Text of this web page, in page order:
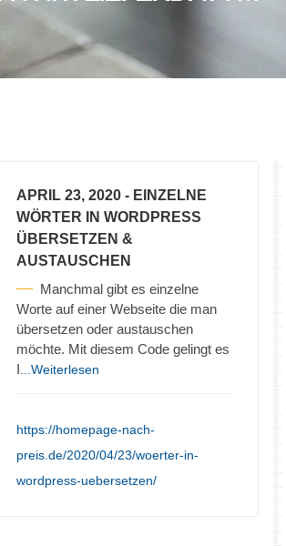
APRIL 23, 2020 - EINZELNE
WÖRTER IN WORDPRESS
ÜBERSETZEN &
AUSTAUSCHEN
Manchmal gibt es einzelne
Worte auf einer Webseite die man
übersetzen oder austauschen
möchte. Mit diesem Code gelingt es
I ...Weiterlesen
https://homepage-nach-
preis.de/2020/04/23/woerter-in-
wordpress-uebersetzen/